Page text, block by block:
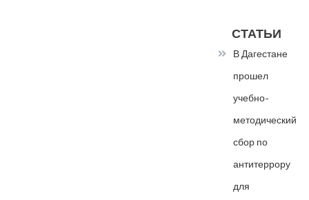
СТАТЬИ
В Дагестане
прошел
учебно-
методический
сбор по
антитеррору
для